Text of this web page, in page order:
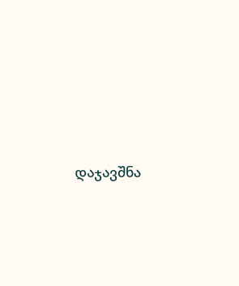
დაჯავშნა